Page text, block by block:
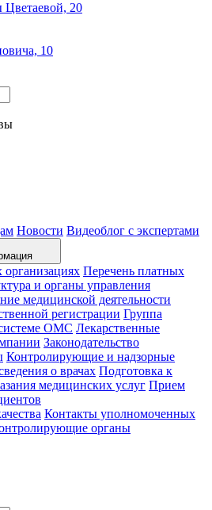
20
10
Новости Видеоблог с экспертами
Перечень платных
и органы управления
медицинской деятельности
регистрации Группа
ОМС Лекарственные
Законодательство
Контролирующие и надзорные
о врачах Подготовка к
медицинских услуг Прием
Контакты уполномоченных
органы